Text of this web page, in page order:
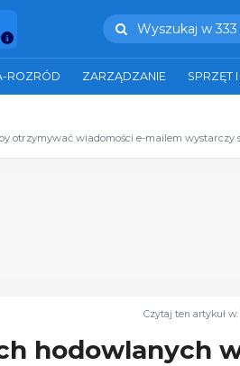
Wyszukaj w 333
ROZRÓD ZARZĄDZANIE SPRZĘT
otrzymywać wiadomości e-mailem wystarczy
Czytaj ten artykuł w:
hodowlanych